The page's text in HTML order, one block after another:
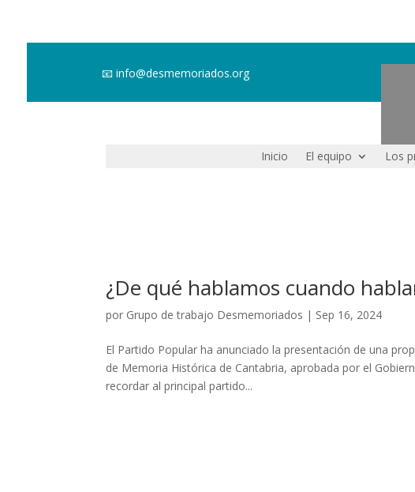
📧info@desmemoriados.org
Inicio El equipo Los
¿De qué hablamos cuando
por Grupo de trabajo Desmemoriados | Sep 16, 2024
El Partido Popular ha anunciado la presentación de una
de Memoria Histórica de Cantabria, aprobada por el
recordar al principal partido...